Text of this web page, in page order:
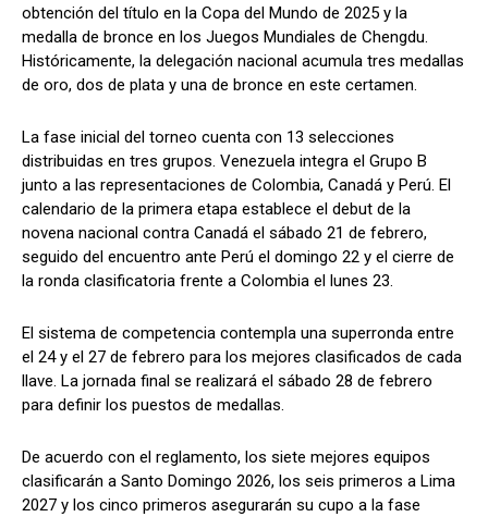
obtención del título en la Copa del Mundo de 2025 y la
medalla de bronce en los Juegos Mundiales de Chengdu.
Históricamente, la delegación nacional acumula tres medallas
de oro, dos de plata y una de bronce en este certamen.
La fase inicial del torneo cuenta con 13 selecciones
distribuidas en tres grupos. Venezuela integra el Grupo B
junto a las representaciones de Colombia, Canadá y Perú. El
calendario de la primera etapa establece el debut de la
novena nacional contra Canadá el sábado 21 de febrero,
seguido del encuentro ante Perú el domingo 22 y el cierre de
la ronda clasificatoria frente a Colombia el lunes 23.
El sistema de competencia contempla una superronda entre
el 24 y el 27 de febrero para los mejores clasificados de cada
llave. La jornada final se realizará el sábado 28 de febrero
para definir los puestos de medallas.
De acuerdo con el reglamento, los siete mejores equipos
clasificarán a Santo Domingo 2026, los seis primeros a Lima
2027 y los cinco primeros asegurarán su cupo a la fase